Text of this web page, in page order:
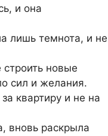
и она
лишь темнота, и не
новые
сил и желания.
квартиру и не на
вновь раскрыла